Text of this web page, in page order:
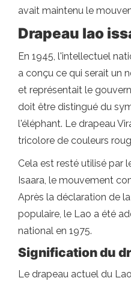
avait maintenu le
Drapeau lao
En 1945, l'intellectuel
a conçu ce qui serait un
et représentait le
doit être distingué du
l'éléphant. Le drapeau
tricolore de couleurs
Cela est resté utilisé par
Isaara, le mouvement
Après la déclaration de
populaire, le Lao a été
national en 1975.
Signification du
Le drapeau actuel du